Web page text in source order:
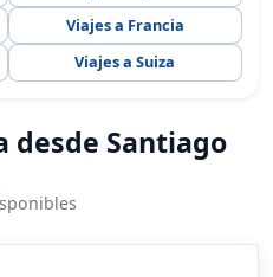
Viajes a Francia
Viajes a Suiza
desde Santiago